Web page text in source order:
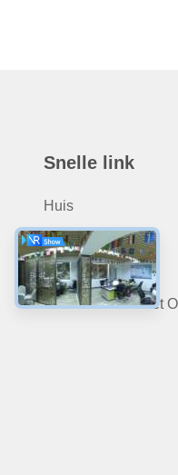
Snelle link
Huis
Ongeveer Ons
Producten
Neem Contact Met